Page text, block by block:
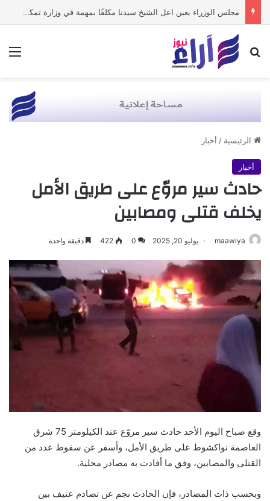
مجلس الوزراء يعين اعل الشيخ سيدنا مكلفًا بمهمة في وزارة تمكين الشباب
بحث عن
الرئيسية / أخبار
أخبار
حادث سير مروّع على طريق الأمل
يخلف قتلى ومصابين
maawiya يوليو 20, 2025 0
422 دقيقة واحدة
وقع صباح اليوم الأحد حادث سير مروّع عند الكيلومتر 75 شرق
العاصمة نواكشوط على طريق الأمل، وأسفر عن سقوط عدد من
القتلى والمصابين، وفق ما أفادت به مصادر محلية.
وبحسب ذات المصادر، فإن الحادث نجم عن تصادم عنيف بين